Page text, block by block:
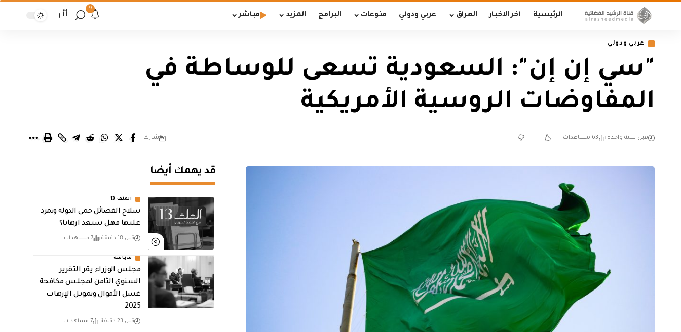
الرئيسية اخر الاخبار العراق عربي ودولي منوعات البرامج المزيد مباشر
9
أأ
عربي ودولي
"سي إن إن": السعودية تسعى للوساطة في
المفاوضات الروسية الأمريكية
قبل سنة واحدة 63 مشاهدات شارك
قد يهمك أيضا
الملف 13
سلاح الفصائل حمى الدولة وتمرد
عليها فهل سيعد ارهابا؟
قبل 18 دقيقة 7 مشاهدات
سياسة
مجلس الوزراء يقر التقرير
السنوي الثامن لمجلـس مكافحة
غسل الأموال وتمويـل الإرهـاب
2025
قبل 23 دقيقة 7 مشاهدات